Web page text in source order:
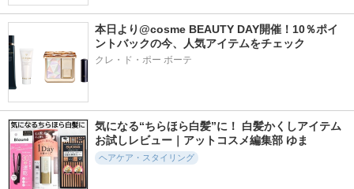
ンプー/コンディシ
ョナー スパークル
オルビス
melt
4.8
2091件
ブルームドール モ
イスチャーイン シ
ャンプー／トリート
715件
Re:KERATIN リバー
5.5
498件
本日より@cosme BEAUTY DAY開催！10％ポイ
ントバックの今、人気アイテムをチェック
クレ・ド・ポー ボーテ
気になる“ちらほら白髪”に！ 白髪かくしアイテム
お試しレビュー｜アットコスメ編集部 ゆま
ヘアケア・スタイリング